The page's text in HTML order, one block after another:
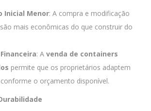
Inicial Menor: A compra e modificação
mais econômicas do que construir do
: A venda de containers
permite que os proprietários adaptem
o orçamento disponível.